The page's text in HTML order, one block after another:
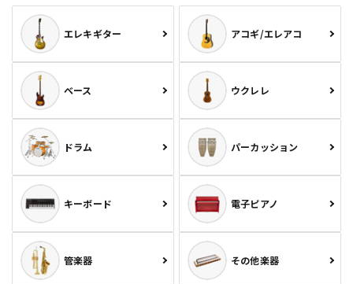
エレキギター アコギ/エレアコ
ベース ウクレレ
ドラム パーカッション
キーボード 電子ピアノ
管楽器 その他楽器